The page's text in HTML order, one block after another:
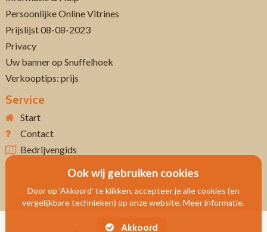
Persoonlijke Online Vitrines
Prijslijst 08-08-2023
Privacy
Uw banner op Snuffelhoek
Verkooptips: prijs
Service
Start
Contact
Bedrijvengids
Ook wij gebruiken cookies
Door op ‘Akkoord’ te klikken, accepteer je alle cookies (en
vergelijkbare technieken) op onze website. Meer informatie.
Akkoord